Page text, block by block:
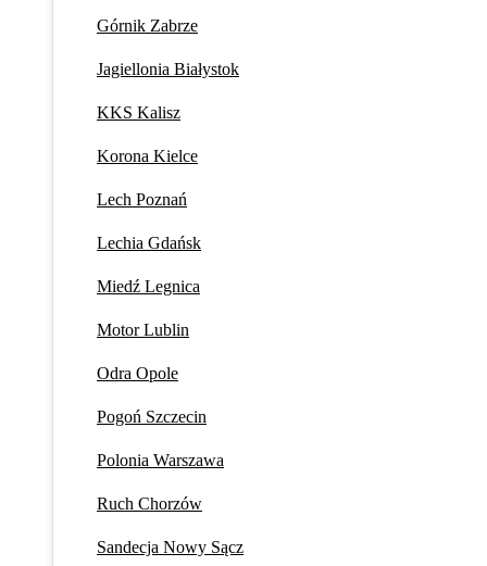
Górnik Zabrze
Jagiellonia Białystok
KKS Kalisz
Korona Kielce
Lech Poznań
Lechia Gdańsk
Miedź Legnica
Motor Lublin
Odra Opole
Pogoń Szczecin
Polonia Warszawa
Ruch Chorzów
Sandecja Nowy Sącz